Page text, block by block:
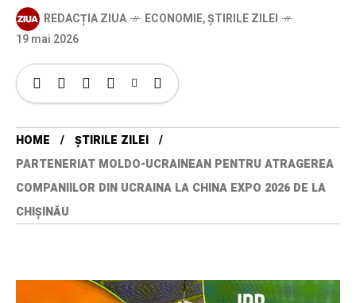
REDACȚIA ZIUA ECONOMIE,ȘTIRILE ZILEI
19 mai 2026
HOME
ȘTIRILE ZILEI
PARTENERIAT MOLDO-UCRAINEAN PENTRU ATRAGEREA
COMPANIILOR DIN UCRAINA LA CHINA EXPO 2026 DE LA
CHIȘINĂU